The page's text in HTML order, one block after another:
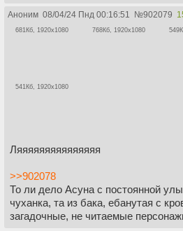
Аноним 08/04/24 Пнд 00:16:51 №902079
681Кб, 1920x1080 768Кб, 1920x1080
541Кб, 1920x1080
Ляяяяяяяяяяяяяяя
>>902078
То ли дело Асуна с постоянной
чуханка, та из бака, ебанутая с
загадочные, не читаемые